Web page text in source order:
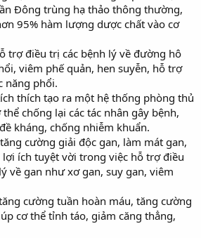
Đông trùng hạ thảo thông thường,
95% hàm lượng dược chất vào cơ
trợ điều trị các bệnh lý về đường hô
viêm phế quản, hen suyễn, hỗ trợ
năng phổi.
thích tạo ra một hệ thống phòng thủ
chống lại các tác nhân gây bệnh,
kháng, chống nhiễm khuẩn.
cường giải độc gan, làm mát gan,
ích tuyệt vời trong việc hỗ trợ điều
về gan như xơ gan, suy gan, viêm
cường tuần hoàn máu, tăng cường
cơ thể tỉnh táo, giảm căng thẳng,